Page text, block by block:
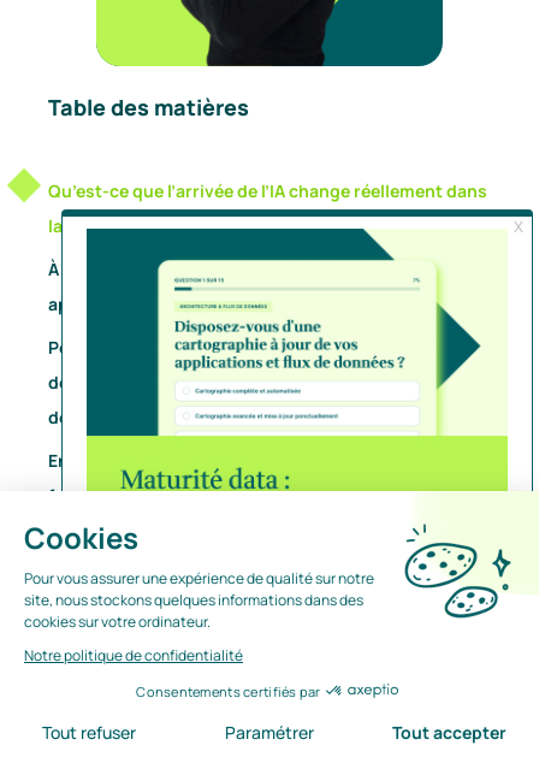
Table des matières
Qu’est-ce que l’arrivée de l’IA change réellement dans
la rédaction d’un CCTP ?
À quel moment un CCTP rédigé avec l’aide de l’IA
apporte-t-il réellement de la valeur ?
Pourquoi les clauses sensibles restent-elles un point
de vigilance majeur dans un CCTP rédigé avec l’aide
de l’IA ?
En quoi l’expertise métier reste-t-elle indispensable
face aux limites de l’IA ?
Quels risques une organisation prend-elle en
s’appuyant trop fortement sur l’IA ?
Quelles bonnes pratiques permettent d’utiliser l’IA
sans perdre la maîtrise du CCTP ?
Quelle valeur ajoutée Amoddex apporte-t-il dans un
CCTP intégrant l’IA ?